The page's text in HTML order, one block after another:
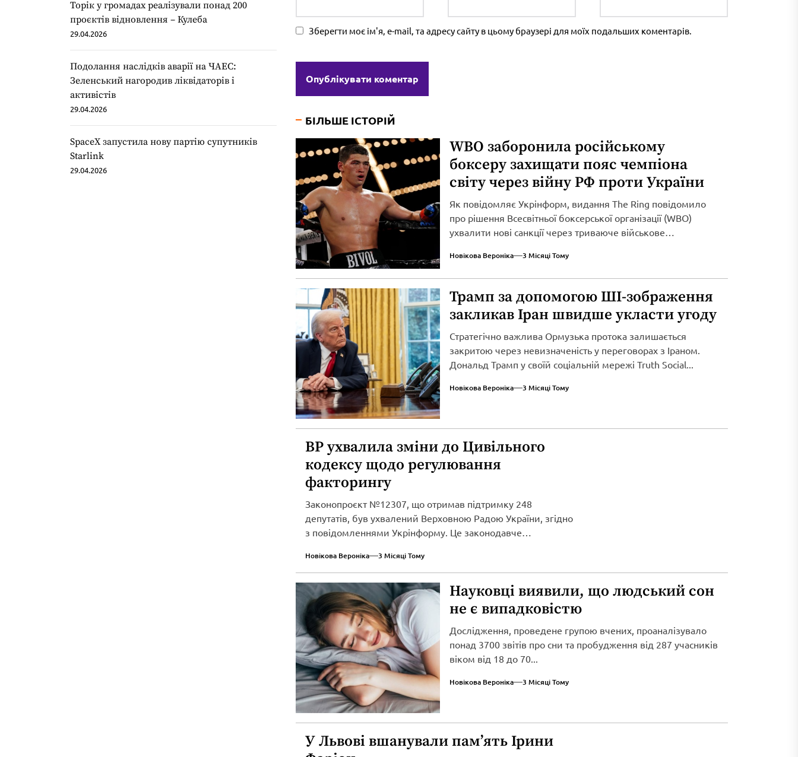
Зберегти моє ім'я, e-mail, та адресу сайту в цьому браузері для моїх подальших коментарів.
БІЛЬШЕ ІСТОРІЙ
WBO заборонила російському
боксеру захищати пояс чемпіона
світу через війну РФ проти України
Як повідомляє Укрінформ, видання The Ring повідомило
про рішення Всесвітньої боксерської організації (WBO)
ухвалити нові санкції через триваюче військове
Новікова Вероніка 3 Місяці Тому
Трамп за допомогою ШІ-зображення
закликав Іран швидше укласти угоду
Стратегічно важлива Ормузька протока залишається
закритою через невизначеність у переговорах з Іраном.
Дональд Трамп у своїй соціальній мережі Truth Social...
Новікова Вероніка 3 Місяці Тому
ВР ухвалила зміни до Цивільного
кодексу щодо регулювання
факторингу
Законопроєкт №12307, що отримав підтримку 248
депутатів, був ухвалений Верховною Радою України, згідно
з повідомленнями Укрінформу. Це законодавче
Новікова Вероніка 3 Місяці Тому
Науковці виявили, що людський сон
не є випадковістю
Дослідження, проведене групою вчених, проаналізувало
понад 3700 звітів про сни та пробудження від 287 учасників
віком від 18 до 70...
Новікова Вероніка 3 Місяці Тому
У Львові вшанували пам’ять Ірини
Торік у громадах реалізували понад 200
проєктів відновлення – Кулеба
29.04.2026
Подолання наслідків аварії на ЧАЕС:
Зеленський нагородив ліквідаторів і
активістів
29.04.2026
SpaceX запустила нову партію супутників
Starlink
29.04.2026